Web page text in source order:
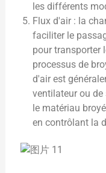
les différents
Flux d'air : la
faciliter le
pour transporter
processus de
d'air est
ventilateur ou
le matériau
en contrôlant la